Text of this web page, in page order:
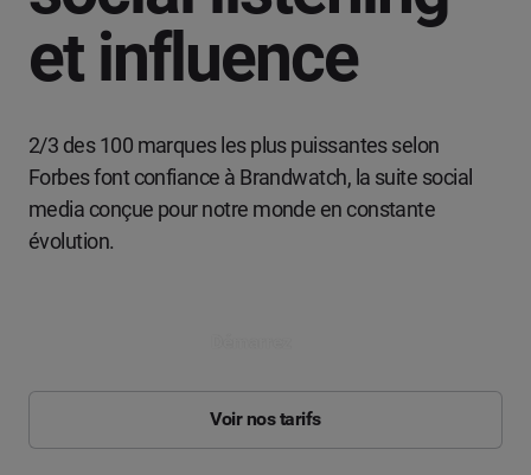
et influence
2/3 des 100 marques les plus puissantes selon
Forbes font confiance à Brandwatch, la suite social
media conçue pour notre monde en constante
évolution.
Voir nos tarifs